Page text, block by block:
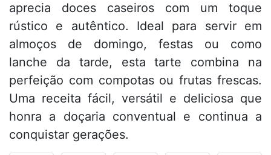
aprecia doces caseiros com um toque
rústico e autêntico. Ideal para servir em
almoços de domingo, festas ou como
lanche da tarde, esta tarte combina na
perfeição com compotas ou frutas frescas.
Uma receita fácil, versátil e deliciosa que
honra a doçaria conventual e continua a
conquistar gerações.